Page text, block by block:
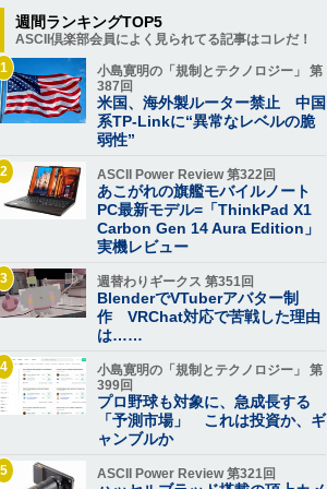
週間ランキングTOP5
ASCII倶楽部会員によく見られてる記事はコレだ！
1
小島寛明の「規制とテクノロジー」 第
387回
米国、海外製ルーター禁止 中国
系TP-Linkに“異常なレベルの脆
弱性”
2 ASCII Power Review 第322回
あこがれの旗艦モバイルノート
PC最新モデル=「ThinkPad X1
Carbon Gen 14 Aura Edition」
実機レビュー
3 週替わりギークス 第351回
BlenderでVTuberアバター制
作 VRChat対応で苦戦した理由
は……
4
小島寛明の「規制とテクノロジー」 第
399回
プロ野球も対象に、急成長する
「予測市場」 これは投資か、ギ
ャンブルか
5 ASCII Power Review 第321回